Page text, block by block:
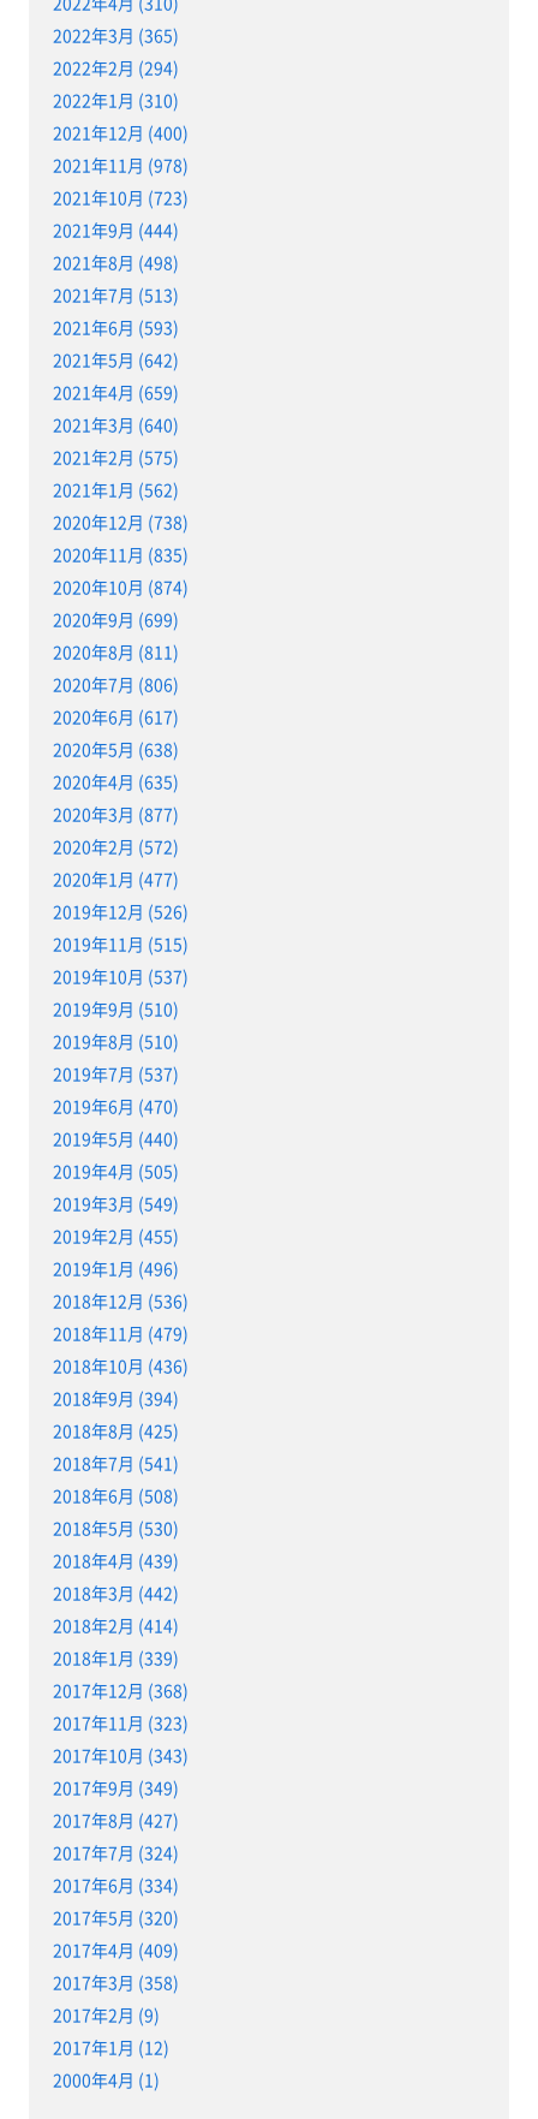
2022年3月 (365)
2022年2月 (294)
2022年1月 (310)
2021年12月 (400)
2021年11月 (978)
2021年10月 (723)
2021年9月 (444)
2021年8月 (498)
2021年7月 (513)
2021年6月 (593)
2021年5月 (642)
2021年4月 (659)
2021年3月 (640)
2021年2月 (575)
2021年1月 (562)
2020年12月 (738)
2020年11月 (835)
2020年10月 (874)
2020年9月 (699)
2020年8月 (811)
2020年7月 (806)
2020年6月 (617)
2020年5月 (638)
2020年4月 (635)
2020年3月 (877)
2020年2月 (572)
2020年1月 (477)
2019年12月 (526)
2019年11月 (515)
2019年10月 (537)
2019年9月 (510)
2019年8月 (510)
2019年7月 (537)
2019年6月 (470)
2019年5月 (440)
2019年4月 (505)
2019年3月 (549)
2019年2月 (455)
2019年1月 (496)
2018年12月 (536)
2018年11月 (479)
2018年10月 (436)
2018年9月 (394)
2018年8月 (425)
2018年7月 (541)
2018年6月 (508)
2018年5月 (530)
2018年4月 (439)
2018年3月 (442)
2018年2月 (414)
2018年1月 (339)
2017年12月 (368)
2017年11月 (323)
2017年10月 (343)
2017年9月 (349)
2017年8月 (427)
2017年7月 (324)
2017年6月 (334)
2017年5月 (320)
2017年4月 (409)
2017年3月 (358)
2017年2月 (9)
2017年1月 (12)
2000年4月 (1)